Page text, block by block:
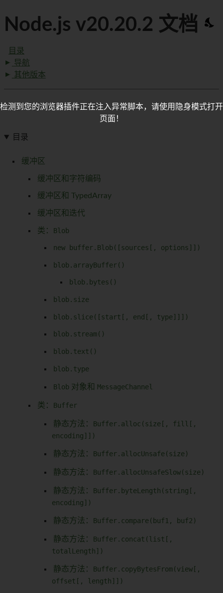
Node.js v20.20.2 文档
目录
导航
其他版本
目录
缓冲区
缓冲区和字符编码
缓冲区和 TypedArray
缓冲区和迭代
类： Blob
new buffer.Blob([sources[, options]])
blob.arrayBuffer()
blob.bytes()
blob.size
blob.slice([start[, end[, type]]])
blob.stream()
blob.text()
blob.type
Blob 对象和 MessageChannel
类： Buffer
静态方法： Buffer.alloc(size[, fill[,
encoding]])
静态方法： Buffer.allocUnsafe(size)
静态方法： Buffer.allocUnsafeSlow(size)
静态方法： Buffer.byteLength(string[,
encoding])
静态方法： Buffer.compare(buf1, buf2)
静态方法： Buffer.concat(list[,
totalLength])
静态方法： Buffer.copyBytesFrom(view[,
offset[, length]])
检测到您的浏览器插件正在注入异常脚本，请使用隐身模式打开
页面！